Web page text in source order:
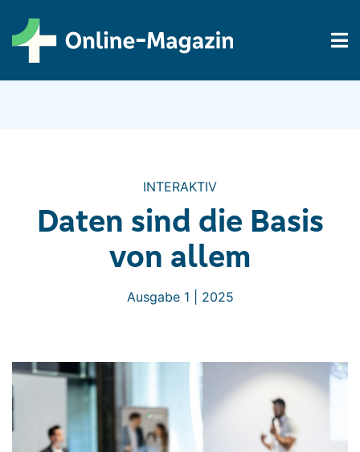
INTERAKTIV
Daten sind die Basis
von allem
Ausgabe 1 | 2025